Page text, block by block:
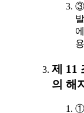
③
제 11
의 해
①